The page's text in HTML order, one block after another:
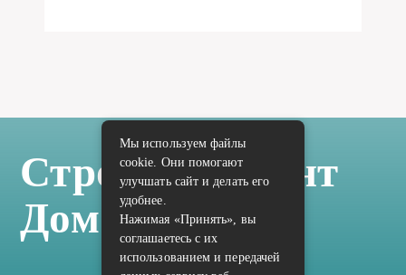
Стройка Ремонт
Дом Отделка
Мы используем файлы
cookie. Они помогают
улучшать сайт и делать его
удобнее.
Нажимая «Принять», вы
соглашаетесь с их
использованием и передачей